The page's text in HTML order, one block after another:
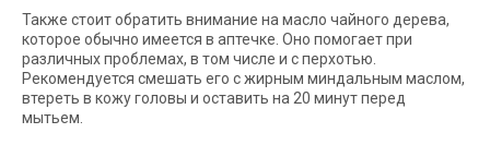
Также стоит обратить внимание на масло чайного дерева,
которое обычно имеется в аптечке. Оно помогает при
различных проблемах, в том числе и с перхотью.
Рекомендуется смешать его с жирным миндальным маслом,
втереть в кожу головы и оставить на 20 минут перед
мытьем.